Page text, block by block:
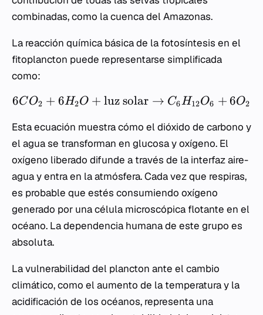
combinadas, como la cuenca del Amazonas.
La reacción química básica de la fotosíntesis en el
fitoplancton puede representarse simplificada
como:
6CO2 + 6 H2O + luz solar → C6 H12O6 + 6O2
Esta ecuación muestra cómo el dióxido de carbono y
el agua se transforman en glucosa y oxígeno. El
oxígeno liberado difunde a través de la interfaz aire-
agua y entra en la atmósfera. Cada vez que respiras,
es probable que estés consumiendo oxígeno
generado por una célula microscópica flotante en el
océano. La dependencia humana de este grupo es
absoluta.
La vulnerabilidad del plancton ante el cambio
climático, como el aumento de la temperatura y la
acidificación de los océanos, representa una